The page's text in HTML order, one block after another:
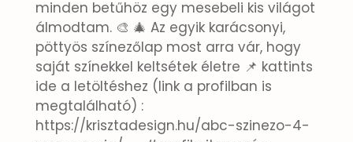
minden betűhöz egy mesebeli kis világot
álmodtam. 🎨 🎄 Az egyik karácsonyi,
pöttyös színezőlap most arra vár, hogy
saját színekkel keltsétek életre 📌 kattints
ide a letöltéshez (link a profilban is
megtalálható) :
https://krisztadesign.hu/abc-szinezo-4-